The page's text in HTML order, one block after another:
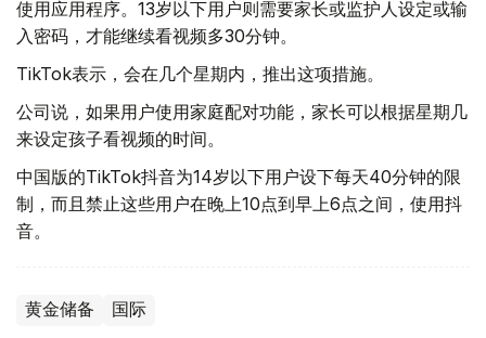
使用应用程序。13岁以下用户则需要家长或监护人设定或输
入密码，才能继续看视频多30分钟。
TikTok表示，会在几个星期内，推出这项措施。
公司说，如果用户使用家庭配对功能，家长可以根据星期几
来设定孩子看视频的时间。
中国版的TikTok抖音为14岁以下用户设下每天40分钟的限
制，而且禁止这些用户在晚上10点到早上6点之间，使用抖
音。
黄金储备 国际